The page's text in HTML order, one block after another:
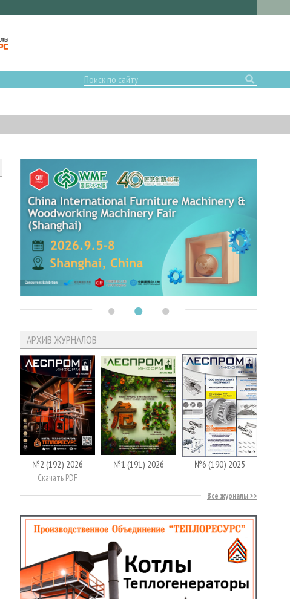
АРХИВ ЖУРНАЛОВ
№2 (192) 2026
Скачать PDF
№1 (191) 2026 №6 (190) 2025
Все журналы